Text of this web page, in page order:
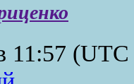
11:57 (UTC